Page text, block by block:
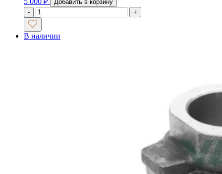
Добавить в корзину
-
+
В наличии